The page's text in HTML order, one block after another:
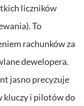
liczników
To
rachunków za
dewelopera.
jasno precyzuje
kluczy i pilotów do